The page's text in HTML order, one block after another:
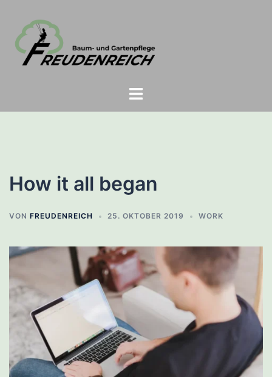
springen
Menü
How it all began
VON FREUDENREICH 25. OKTOBER 2019 WORK